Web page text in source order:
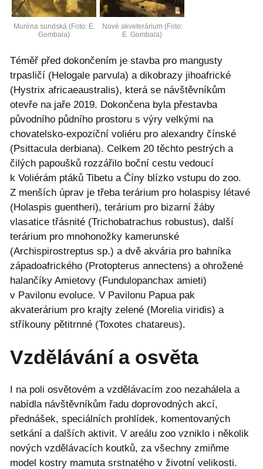
Muréna sundská (Foto: E.
Gombala)
Nové akveterárium (Foto:
E. Gombala)
Téměř před dokončením je stavba pro mangusty
trpasličí (Helogale parvula) a dikobrazy jihoafrické
(Hystrix africaeaustralis), která se návštěvníkům
otevře na jaře 2019. Dokončena byla přestavba
původního půdního prostoru s výry velkými na
chovatelsko-expoziční voliéru pro alexandry čínské
(Psittacula derbiana). Celkem 20 těchto pestrých a
čilých papoušků rozzářilo boční cestu vedoucí
k Voliérám ptáků Tibetu a Číny blízko vstupu do zoo.
Z menších úprav je třeba terárium pro holaspisy létavé
(Holaspis guentheri), terárium pro bizarní žáby
vlasatice třásnité (Trichobatrachus robustus), další
terárium pro mnohonožky kamerunské
(Archispirostreptus sp.) a dvě akvária pro bahníka
západoafrického (Protopterus annectens) a ohrožené
halančíky Amietovy (Fundulopanchax amieti)
v Pavilonu evoluce. V Pavilonu Papua pak
akvaterárium pro krajty zelené (Morelia viridis) a
stříkouny pětitrnné (Toxotes chatareus).
Vzdělávání a osvěta
I na poli osvětovém a vzdělávacím zoo nezahálela a
nabídla návštěvníkům řadu doprovodných akcí,
přednášek, speciálních prohlídek, komentovaných
setkání a dalších aktivit. V areálu zoo vzniklo i několik
nových vzdělávacích koutků, za všechny zmiňme
model kostry mamuta srstnatého v životní velikosti.